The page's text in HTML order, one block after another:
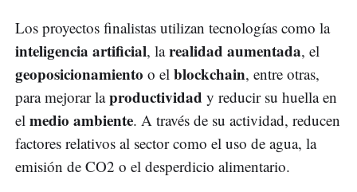
Los proyectos finalistas utilizan tecnologías como la
inteligencia artificial, larealidad aumentada, el
geoposicionamiento o el blockchain, entre otras,
para mejorar laproductividad y reducir su huella en
el medio ambiente. A través de su actividad, reducen
factores relativos al sector como el uso de agua, la
emisión de CO2 o el desperdicio alimentario.